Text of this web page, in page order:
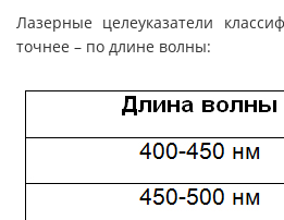
Лазерные целеуказатели
точнее – по длине волны: